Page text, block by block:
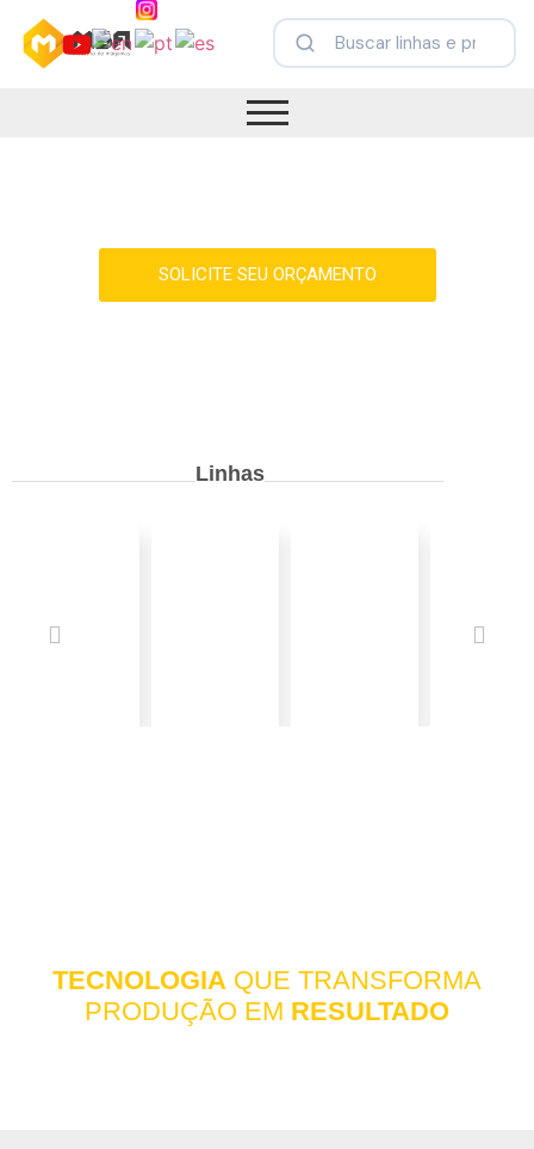
SOLICITE SEU ORÇAMENTO
Linhas
TECNOLOGIA QUE TRANSFORMA
PRODUÇÃO EM RESULTADO